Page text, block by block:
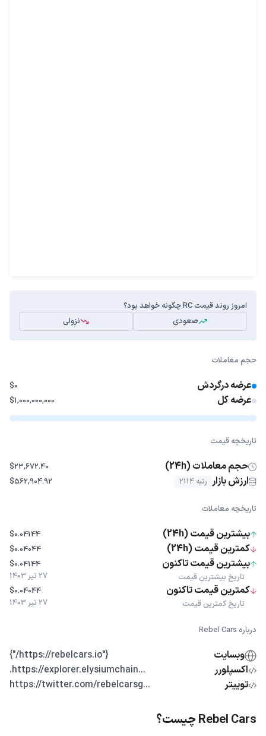
امروز روند قیمت RC چگونه خواهد بود؟
صعودی
نزولی
حجم معاملات
عرضه درگردش $0
عرضه کل $1,000,000,000
تاریخچه قیمت
حجم معاملات (24h) $23,672.40
ارزش بازار رتبه 2114 $562,904.92
تاریخچه معاملات
بیشترین قیمت (24h) $0.04144
کمترین قیمت (24h) $0.04044
بیشترین قیمت تاکنون
تاریخ بیشترین قیمت
$0.04144
27 تیر 1403
کمترین قیمت تاکنون
تاریخ کمترین قیمت
$0.04044
27 تیر 1403
درباره Rebel Cars
وبسایت
{"https://rebelcars.io/"}
اکسپلورر
...https://explorer.elysiumchain.
توییتر
...https://twitter.com/rebelcarsg
Rebel Cars چیست؟